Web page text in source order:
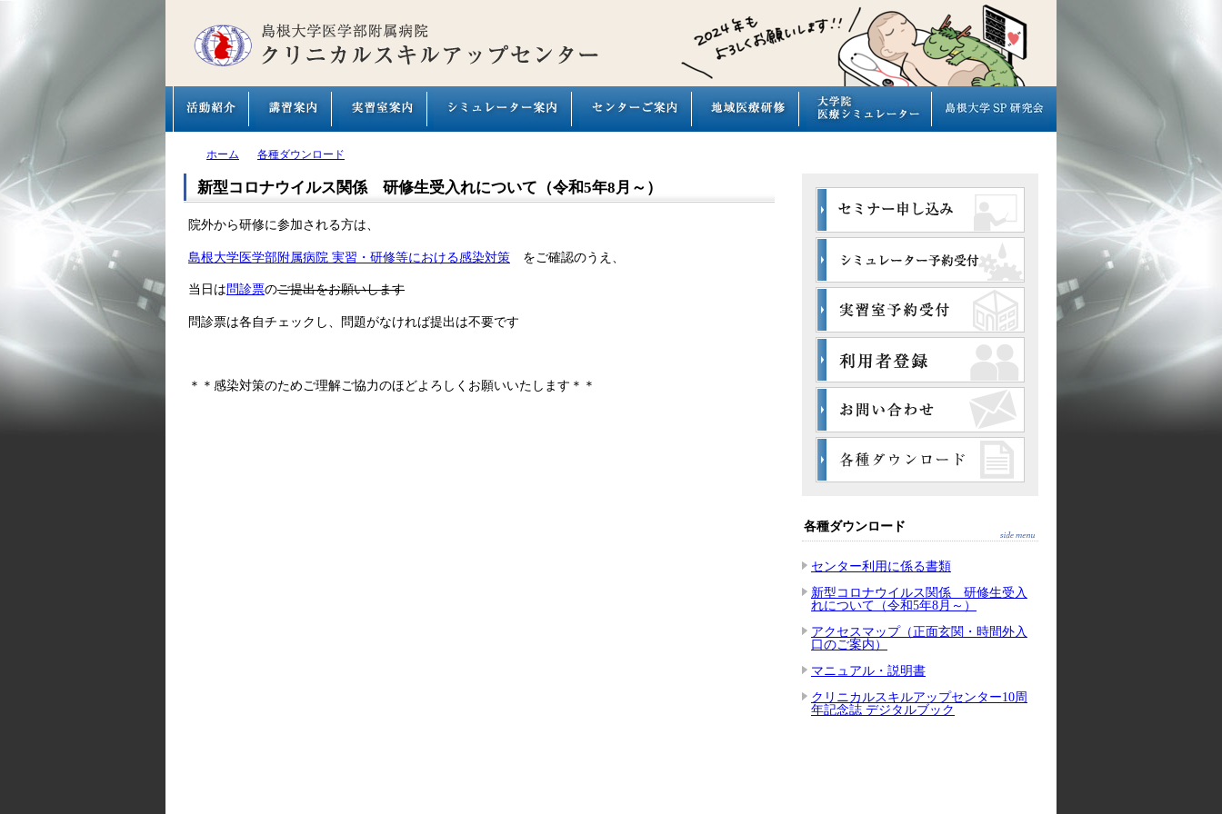
ホーム 各種ダウンロード
新型コロナウイルス関係 研修生受入れについて（令和5年8月～）
院外から研修に参加される方は、
島根大学医学部附属病院 実習・研修等における感染対策 をご確認のうえ、
当日は問診票のご提出をお願いします
問診票は各自チェックし、問題がなければ提出は不要です
＊＊感染対策のためご理解ご協力のほどよろしくお願いいたします＊＊
各種ダウンロード
センター利用に係る書類
新型コロナウイルス関係 研修生受入
れについて（令和5年8月～）
アクセスマップ（正面玄関・時間外入
口のご案内）
マニュアル・説明書
クリニカルスキルアップセンター10周
年記念誌 デジタルブック